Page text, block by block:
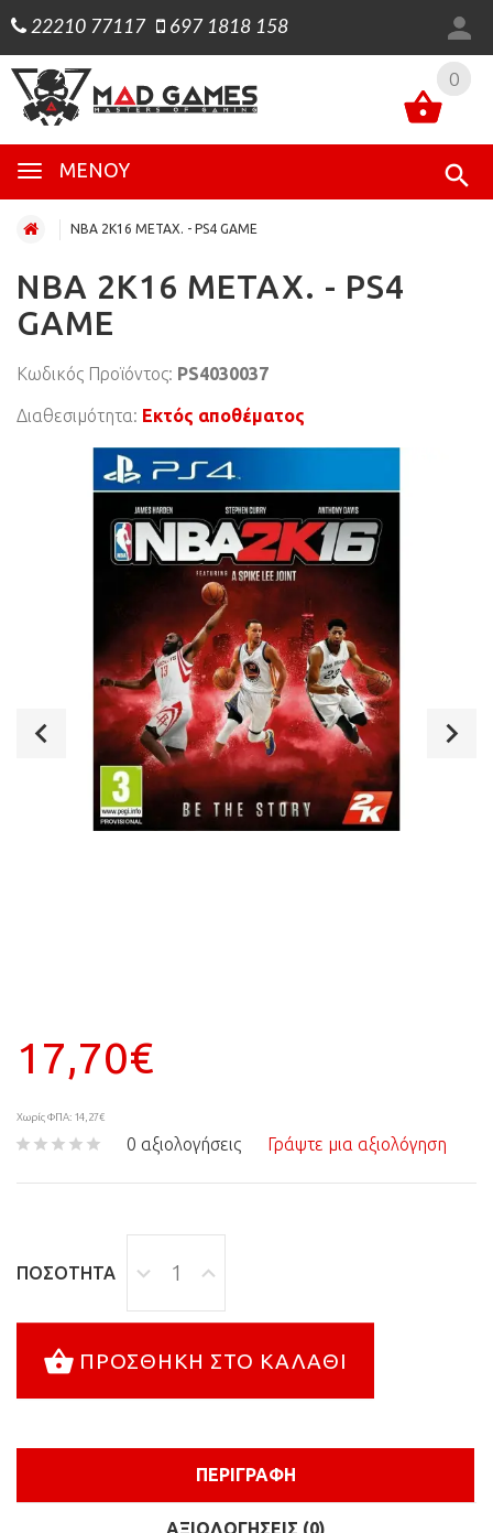
22210 77117 697 1818 158
0
ΜΕΝΟΎ
0
NBA 2K16 ΜΕΤΑΧ. - PS4 GAME
NBA 2K16 ΜΕΤΑΧ. - PS4
GAME
Κωδικός Προϊόντος: PS4030037
Διαθεσιμότητα: Εκτός αποθέματος
17,70€
Χωρίς ΦΠΑ: 14,27€
0 αξιολογήσεις Γράψτε μια αξιολόγηση
ΠΟΣΌΤΗΤΑ
ΠΡΟΣΘΉΚΗ ΣΤΟ ΚΑΛΆΘΙ
ΠΕΡΙΓΡΑΦΉ
ΑΞΙΟΛΟΓΉΣΕΙΣ (0)